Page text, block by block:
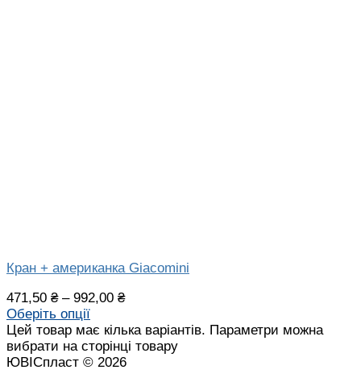
Кран + американка Giacomini
471,50 ₴– 992,00 ₴
Оберіть опції
Цей товар має кілька варіантів. Параметри можна
вибрати на сторінці товару
ЮВІСпласт © 2026